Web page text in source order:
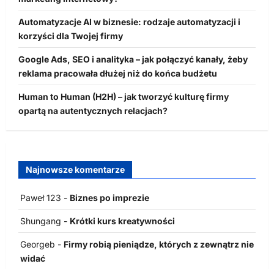
Automatyzacje AI w biznesie: rodzaje automatyzacji i
korzyści dla Twojej firmy
Google Ads, SEO i analityka – jak połączyć kanały, żeby
reklama pracowała dłużej niż do końca budżetu
Human to Human (H2H) – jak tworzyć kulturę firmy
opartą na autentycznych relacjach?
Najnowsze komentarze
Paweł 123 - Biznes po imprezie
Shungang - Krótki kurs kreatywności
Georgeb - Firmy robią pieniądze, których z zewnątrz nie
widać